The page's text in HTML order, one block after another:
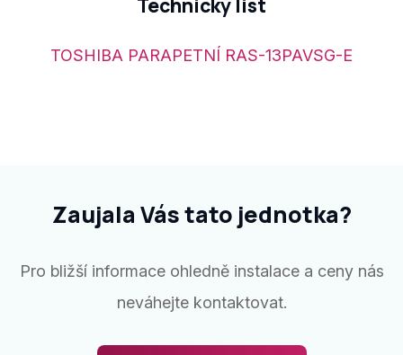
Technický list
TOSHIBA PARAPETNÍ RAS-13PAVSG-E
Zaujala Vás tato jednotka?
Pro bližší informace ohledně instalace a ceny nás
neváhejte kontaktovat.